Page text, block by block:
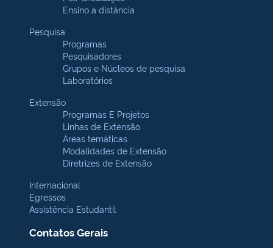
Ensino a distância
Pesquisa
Programas
Pesquisadores
Grupos e Núcleos de pesquisa
Laboratórios
Extensão
Programas E Projetos
Linhas de Extensão
Áreas temáticas
Modalidades de Extensão
Diretrizes de Extensão
Internacional
Egressos
Assistência Estudantil
Contatos Gerais